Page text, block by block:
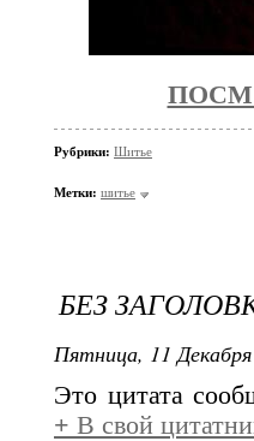
Рубрики: Шитье
Метки: шитье
БЕЗ
Пятница, 11
Это цитата
+ В свой